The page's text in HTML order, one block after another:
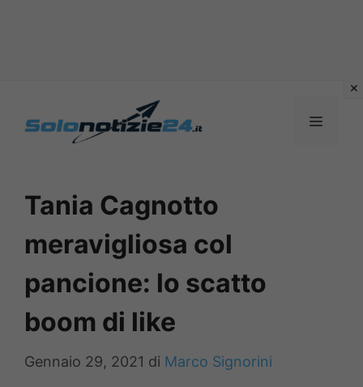
MENU
Tania Cagnotto
meravigliosa col
pancione: lo scatto
boom di like
Gennaio 29, 2021 di Marco Signorini